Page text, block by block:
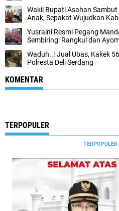
Wakil Bupati Asahan
Anak, Sepakat Wujudkan
Yusraini Resmi Pegang
Sembiring: Rangkul dan
Waduh..! Jual Ubas, Kakek
Polresta Deli Serdang
KOMENTAR
TERPOPULER